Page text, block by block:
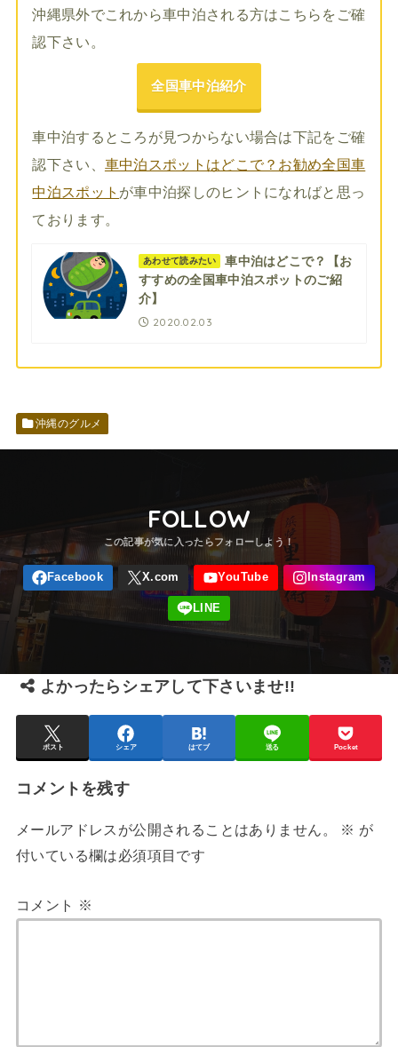
沖縄県外でこれから車中泊される方はこちらをご確
認下さい。
全国車中泊紹介
車中泊するところが見つからない場合は下記をご確
認下さい、 車中泊スポットはどこで？お勧め全国車
中泊スポット が車中泊探しのヒントになればと思っ
ております。
あわせて読みたい
車中泊はどこで？【お
すすめの全国車中泊スポットのご紹
介】
2020.02.03
沖縄のグルメ
FOLLOW
よかったらシェアして下さいませ!!
ポスト シェア はてブ 送る Pocket
コメントを残す
メールアドレスが公開されることはありません。 ※ が
付いている欄は必須項目です
コメント ※